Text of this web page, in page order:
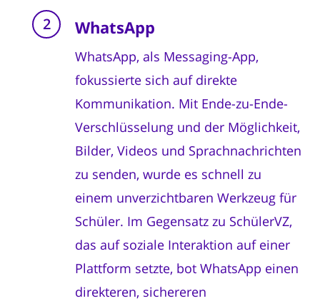
WhatsApp
WhatsApp, als Messaging-App,
fokussierte sich auf direkte
Kommunikation. Mit Ende-zu-Ende-
Verschlüsselung und der Möglichkeit,
Bilder, Videos und Sprachnachrichten
zu senden, wurde es schnell zu
einem unverzichtbaren Werkzeug für
Schüler. Im Gegensatz zu SchülerVZ,
das auf soziale Interaktion auf einer
Plattform setzte, bot WhatsApp einen
direkteren, sichereren